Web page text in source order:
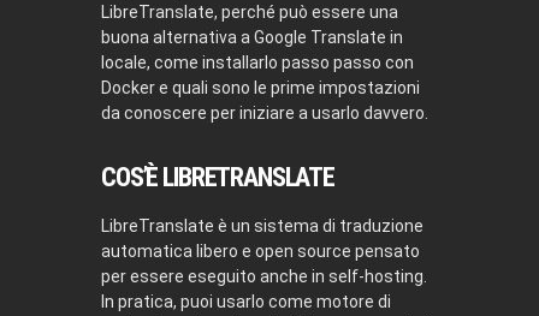
LibreTranslate, perché può essere una
buona alternativa a Google Translate in
locale, come installarlo passo passo con
Docker e quali sono le prime impostazioni
da conoscere per iniziare a usarlo davvero.
COS’È LIBRETRANSLATE
LibreTranslate è un sistema di traduzione
automatica libero e open source pensato
per essere eseguito anche in self-hosting.
In pratica, puoi usarlo come motore di